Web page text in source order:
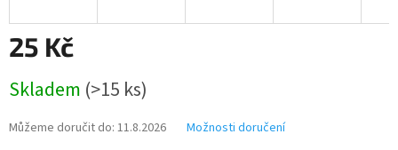
25 Kč
cena:
Skladem (>15 ks)
Můžeme doručit do: 11.8.2026 Možnosti doručení